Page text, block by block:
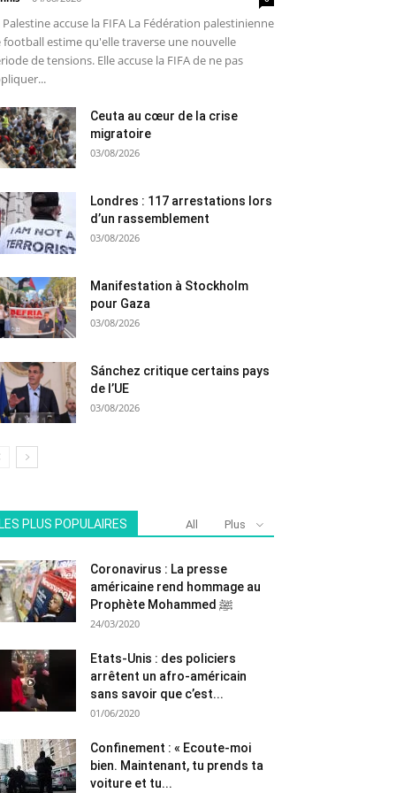
Palestine accuse la FIFA La Fédération palestinienne
football estime qu'elle traverse une nouvelle
de tensions. Elle accuse la FIFA de ne pas
Ceuta au cœur de la crise
migratoire
03/08/2026
Londres : 117 arrestations lors
d’un rassemblement
03/08/2026
Manifestation à Stockholm
pour Gaza
03/08/2026
Sánchez critique certains pays
de l’UE
03/08/2026
LES PLUS POPULAIRES All Plus
Coronavirus : La presse
américaine rend hommage au
Prophète Mohammed ﷺ
24/03/2020
Etats-Unis : des policiers
arrêtent un afro-américain
sans savoir que c’est...
01/06/2020
Confinement : « Ecoute-moi
bien. Maintenant, tu prends ta
voiture et tu...